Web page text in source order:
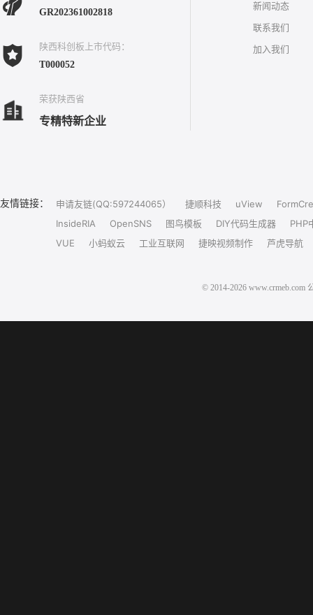
GR202361002818
陕西科创板上市代码：
T000052
荣获陕西省
专精特新企业
新闻动态
联系我们
加入我们
友情链接： 申请友链(QQ:597244065） 捷顺科技 uView
InsideRIA
OpenSNS 图鸟模板 DIY代码生成器
PHP
VUE
小蚂蚁云 工业互联网 捷映视频制作 芦虎导航
© 2014-2026